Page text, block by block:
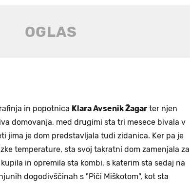
in popotnica Klara Avsenik Žagar ter njen
domovanja, med drugimi sta tri mesece bivala v
jima je dom predstavljala tudi zidanica. Ker pa je
temperature, sta svoj takratni dom zamenjala za
in opremila sta kombi, s katerim sta sedaj na
dogodivščinah s "Piči Miškotom", kot sta